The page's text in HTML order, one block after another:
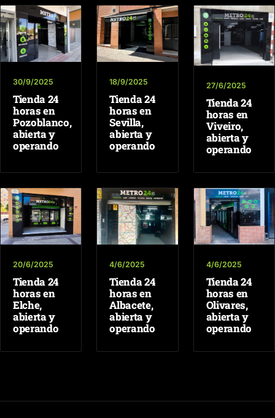
30/9/2025
Tienda 24
horas en
Pozoblanco,
abierta y
operando
18/9/2025
Tienda 24
horas en
Sevilla,
abierta y
operando
27/6/2025
Tienda 24
horas en
Viveiro,
abierta y
operando
20/6/2025
Tienda 24
horas en
Elche,
abierta y
operando
4/6/2025
Tienda 24
horas en
Albacete,
abierta y
operando
4/6/2025
Tienda 24
horas en
Olivares,
abierta y
operando